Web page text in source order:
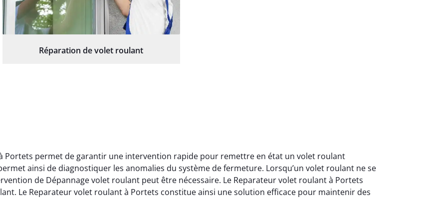
Réparation de volet roulant
Portets permet de garantir une intervention rapide pour remettre en état un volet roulant
ainsi de diagnostiquer les anomalies du système de fermeture. Lorsqu’un volet roulant ne se
de Dépannage volet roulant peut être nécessaire. Le Reparateur volet roulant à Portets
Le Reparateur volet roulant à Portets constitue ainsi une solution efficace pour maintenir des